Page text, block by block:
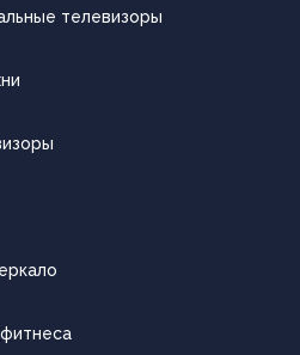
телевизоры